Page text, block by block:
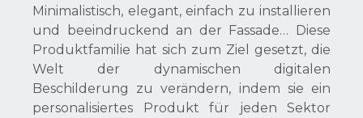
Minimalistisch, elegant, einfach zu installieren
und beeindruckend an der Fassade… Diese
Produktfamilie hat sich zum Ziel gesetzt, die
Welt der dynamischen digitalen
Beschilderung zu verändern, indem sie ein
personalisiertes Produkt für jeden Sektor